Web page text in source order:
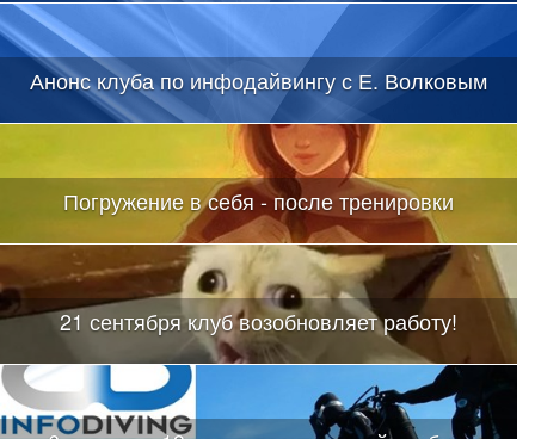
Анонс клуба по инфодайвингу с Е. Волковым
Погружение в себя - после тренировки
21 сентября клуб возобновляет работу!